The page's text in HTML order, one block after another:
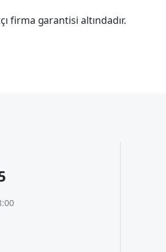
firma garantisi altındadır.